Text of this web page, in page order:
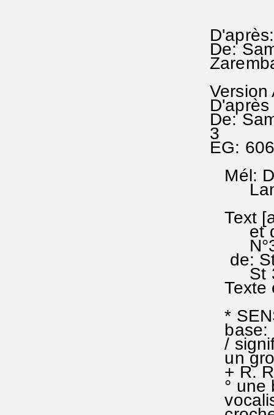
De:
Version
De:
3
EG:
Mél:
Text
et
N°38
de: St
St 3:
Texte
*
base:
/
un
+ R.
° une